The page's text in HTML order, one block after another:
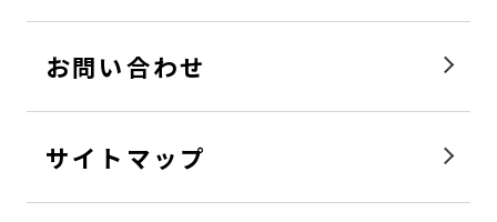
お問い合わせ
サイトマップ